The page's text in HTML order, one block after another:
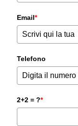
Email*
Telefono
2+2 = ?*